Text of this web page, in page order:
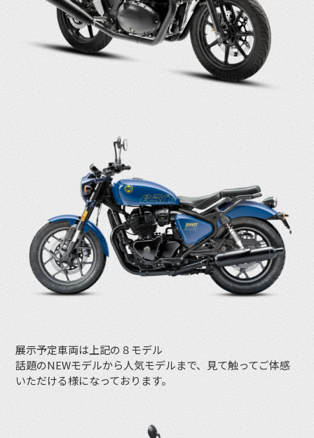
展示予定車両は上記の８モデル
話題のNEWモデルから人気モデルまで、見て触ってご体感
いただける様になっております。